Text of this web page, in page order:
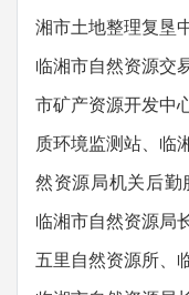
湘市土地整理复垦
临湘市自然资源交
市矿产资源开发中
质环境监测站、临
然资源局机关后勤
临湘市自然资源局
五里自然资源所、